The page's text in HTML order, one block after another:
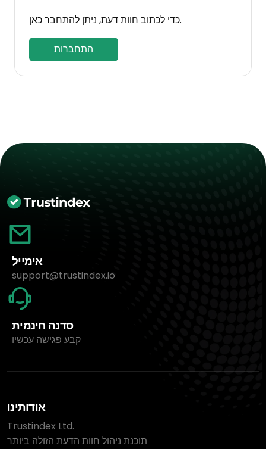
כדי לכתוב חוות דעת, ניתן להתחבר כאן.
התחברות
אימייל
support@trustindex.io
סדנה חינמית
קבע פגישה עכשיו
אודותינו
Trustindex Ltd.
תוכנת ניהול חוות הדעת הזולה ביותר